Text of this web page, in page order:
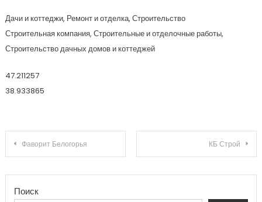
Дачи и коттеджи, Ремонт и отделка, Строительство
Строительная компания, Строительные и отделочные работы,
Строительство дачных домов и коттеджей
47.211257
38.933865
Навигация по записям
Фаворит Белогорья КБ Строй
Поиск